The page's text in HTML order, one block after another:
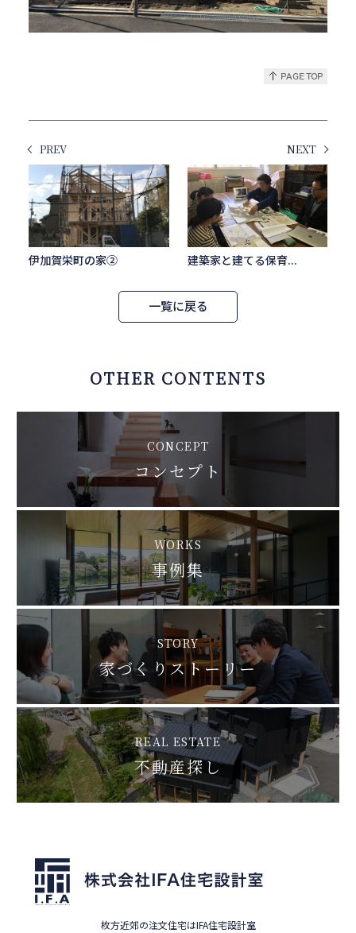
PREV
伊加賀栄町の家②
NEXT
建築家と建てる保育...
一覧に戻る
OTHER CONTENTS
CONCEPT
コンセプト
WORKS
事例集
STORY
家づくりストーリー
REAL ESTATE
不動産探し
枚方近郊の注文住宅はIFA住宅設計室